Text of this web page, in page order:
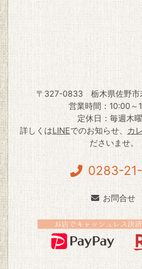
〒327-0833
栃木県佐野
営業時間：10:00～
定休日：毎週木
詳しくはLINEでのお知らせ、カ
ださいませ。
0283-
お問合せ